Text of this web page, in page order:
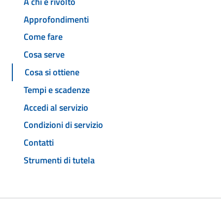
Approfondimenti
Come fare
Cosa serve
Cosa si ottiene
Tempi e scadenze
Accedi al servizio
Condizioni di servizio
Contatti
Strumenti di tutela